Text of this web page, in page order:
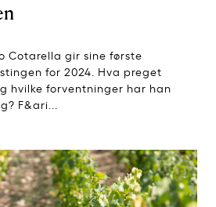
Cotarella gir sine første
for 2024. Hva preget
hvilke forventninger har han
F&ari...